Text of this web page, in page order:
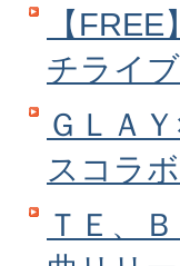
【
チライ
ＧＬＡ
スコラ
ＴＥ、